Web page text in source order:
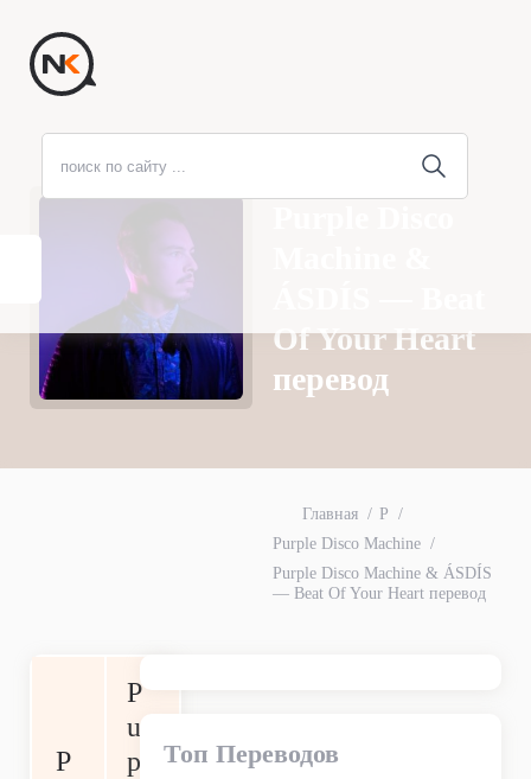
Of Your Heart
перевод
Главная
P
Purple Disco Machine
Purple Disco Machine & ÁSDÍS
— Beat Of Your Heart перевод
P
P
ur
pl
Топ Переводов